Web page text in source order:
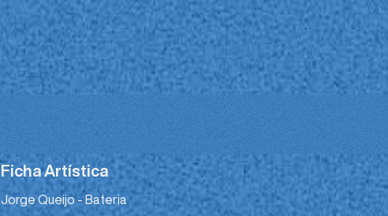
Ficha Artística
Jorge Queijo - Bateria